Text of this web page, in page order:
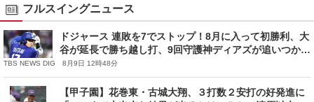
フルスイングニュース
ドジャース 連敗を7でストップ！8月に入って初勝利、大
谷が延長で勝ち越し打、9回守護神ディアズが追いつかれ
るも粘り勝ち
TBS NEWS DIG 8月9日 12時48分
【甲子園】花巻東・古城大翔、３打数２安打の好発進に